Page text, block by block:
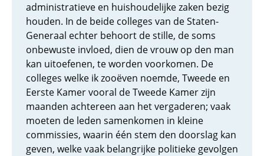
administratieve en huishoudelijke zaken bezig
houden. In de beide colleges van de Staten-
Generaal echter behoort de stille, de soms
onbewuste invloed, dien de vrouw op den man
kan uitoefenen, te worden voorkomen. De
colleges welke ik zooëven noemde, Tweede en
Eerste Kamer vooral de Tweede Kamer zijn
maanden achtereen aan het vergaderen; vaak
moeten de leden samenkomen in kleine
commissies, waarin één stem den doorslag kan
geven, welke vaak belangrijke politieke gevolgen